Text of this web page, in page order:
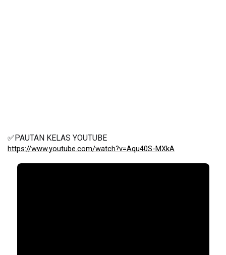
✅PAUTAN KELAS YOUTUBE
https://www.youtube.com/watch?v=Aqu40S-MXkA